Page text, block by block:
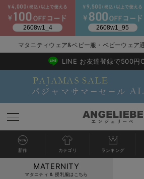
マタニティウェア&ベビー服・ベビーウェア
2026/NewArrival
送料495円(一部地域を除く) 7,700
LINE お友達登録で500円
新作 カテゴリ ランキング
MATERNITY
マタニティ & 授乳服はこちら
カートに入れる